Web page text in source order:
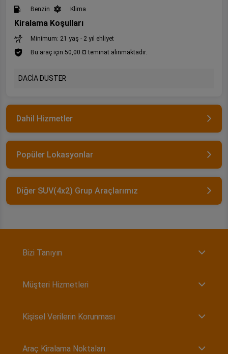
Benzin
Klima
Kiralama Koşulları
Minimum: 21 yaş - 2 yıl ehliyet
Bu araç için 50,00 ¤ teminat alınmaktadır.
DACİA DUSTER
Dahil Hizmetler
Popüler Lokasyonlar
Diğer SUV(4x2) Grup Araçlarımız
Bizi Tanıyın
Müşteri Hizmetleri
Kişisel Verilerin Korunması
Araç Kiralama Noktaları